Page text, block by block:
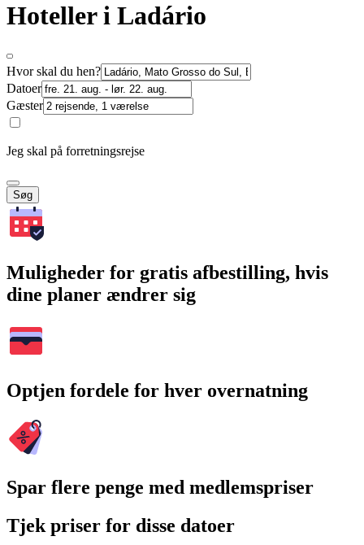
Hoteller i Ladário
Hvor skal du hen?
Datoer
Gæster
Jeg skal på forretningsrejse
Søg
Muligheder for gratis afbestilling, hvis
dine planer ændrer sig
Optjen fordele for hver overnatning
Spar flere penge med medlemspriser
Tjek priser for disse datoer